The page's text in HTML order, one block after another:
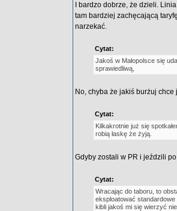
I bardzo dobrze, że dzieli.
tam bardziej zachęcającą
narzekać.
Cytat:
Jakoś w Małopolsce się
sprawiedliwą,
No, chyba że jakiś burżuj
Cytat:
Kilkakrotnie już się
robią łaskę że żyją.
Gdyby zostali w PR i jeździli
Cytat:
Wracając do taboru, to
eksploatować
kibli jakoś mi się wierzyć